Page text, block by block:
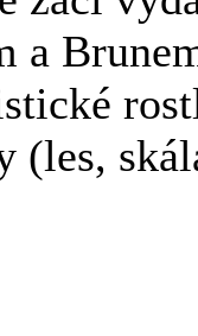
a
(les,